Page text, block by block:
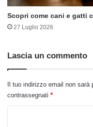
Scopri come cani e gatti
27 Luglio 2026
Lascia un commento
Il tuo indirizzo email non sarà
contrassegnati *